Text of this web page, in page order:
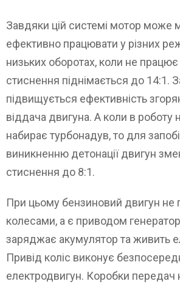
Завдяки цій системі мотор може
ефективно працювати у різних
низьких оборотах, коли не працює
стиснення піднімається до 14:1.
підвищується ефективність
віддача двигуна. А коли в роботу
набирає турбонадув, то для
виникненню детонації двигун
стиснення до 8:1.
При цьому бензиновий двигун не
колесами, а є приводом
заряджає акумулятор та живить
Привід коліс виконує
електродвигун. Коробки передач